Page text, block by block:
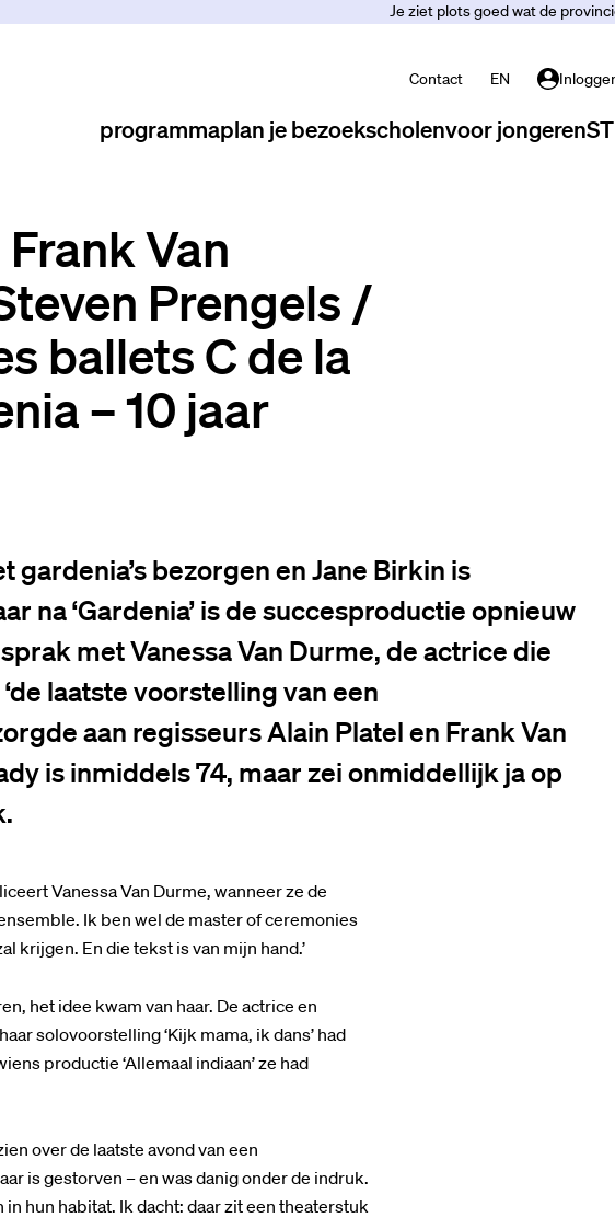
Je ziet plots goed wat de
Contact EN
programmaplan je bezoekscholenvoor jongeren
Van
Prengels /
ballets C de la
– 10 jaar
gardenia’s bezorgen en Jane Birkin is
na ‘Gardenia’ is de succesproductie opnieuw
met Vanessa Van Durme, de actrice die
laatste voorstelling van een
aan regisseurs Alain Platel en Frank Van
is inmiddels 74, maar zei onmiddellijk ja op
Vanessa Van Durme, wanneer ze de
Ik ben wel de master of ceremonies
krijgen. En die tekst is van mijn hand.’
het idee kwam van haar. De actrice en
solovoorstelling ‘Kijk mama, ik dans’ had
productie ‘Allemaal indiaan’ ze had
over de laatste avond van een
is gestorven – en was danig onder de indruk.
hun habitat. Ik dacht: daar zit een theaterstuk